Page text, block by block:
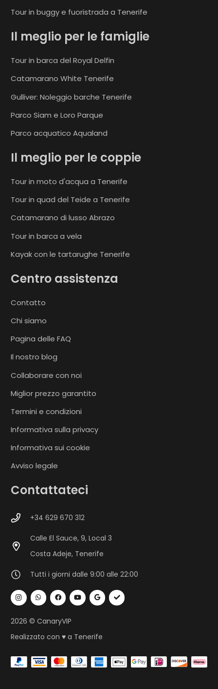
Tour in buggy e fuoristrada a Tenerife
Il meglio per le famiglie
Tour in barca del Royal Delfin
Catamarano White Tenerife
Gulliver: Noleggio barche Tenerife
Parco Siam e Loro Parque
Parco acquatico Aqualand
Il meglio per le coppie
Tour in moto d'acqua a Tenerife
Tour in quad del Teide a Tenerife
Catamarano di lusso Abrazo
Tour in barca a vela
Kayak con le tartarughe Tenerife
Centro assistenza
Contatto
Chi siamo
Pagina delle FAQ
Il nostro blog
Collaborare con noi
Miglior prezzo garantito
Termini e condizioni
Informativa sulla privacy
Informativa sui cookie
Avviso legale
Contattateci
+34 629 670 312
Calle El Sauce, 9, Local 3
Costa Adeje, Tenerife
Tutti i giorni dalle 9:00 alle 22:00
2026 © CanaryVIP
Realizzato con ♥ a Tenerife